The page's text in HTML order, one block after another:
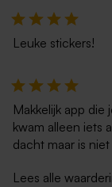
Witte zelfklevende
enveloppe met
Leuke stickers!
Makkelijk app
kwam alleen iets
dacht maar is
Lees alle